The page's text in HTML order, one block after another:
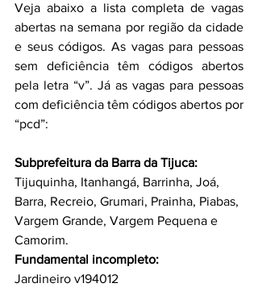
Veja abaixo a lista completa de vagas
abertas na semana por região da cidade
e seus códigos. As vagas para pessoas
sem deficiência têm códigos abertos
pela letra “v”. Já as vagas para pessoas
com deficiência têm códigos abertos por
“pcd”:
Subprefeitura da Barra da Tijuca:
Tijuquinha, Itanhangá, Barrinha, Joá,
Barra, Recreio, Grumari, Prainha, Piabas,
Vargem Grande, Vargem Pequena e
Camorim.
Fundamental incompleto:
Jardineiro v194012